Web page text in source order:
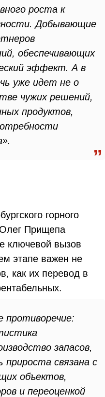
роста к
Добывающие
обеспечивающих
эффект. А в
уже идет не о
чужих решений,
продуктов,
горного
Олег Прищепа
ключевой вызов
этапе важен не
как их перевод в
противоречие:
запасов,
прироста связана с
объектов,
и переоценкой